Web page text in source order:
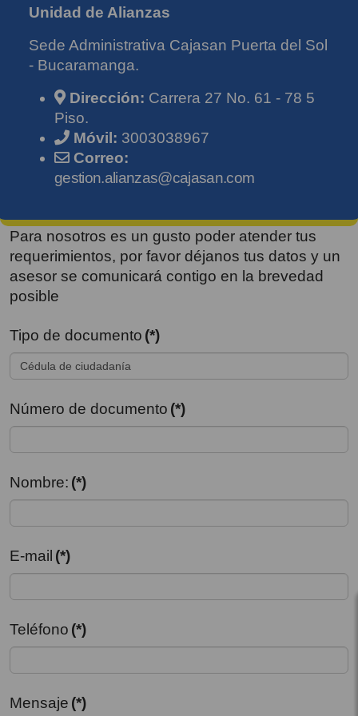
Unidad de Alianzas
Sede Administrativa Cajasan Puerta del Sol
- Bucaramanga.
Dirección: Carrera 27 No. 61 - 78 5
Piso.
Móvil: 3003038967
Correo:
gestion.alianzas@cajasan.com
Para nosotros es un gusto poder atender tus
requerimientos, por favor déjanos tus datos y un
asesor se comunicará contigo en la brevedad
posible
Tipo de documento (*)
Número de documento (*)
Nombre: (*)
E-mail (*)
Teléfono (*)
Mensaje (*)